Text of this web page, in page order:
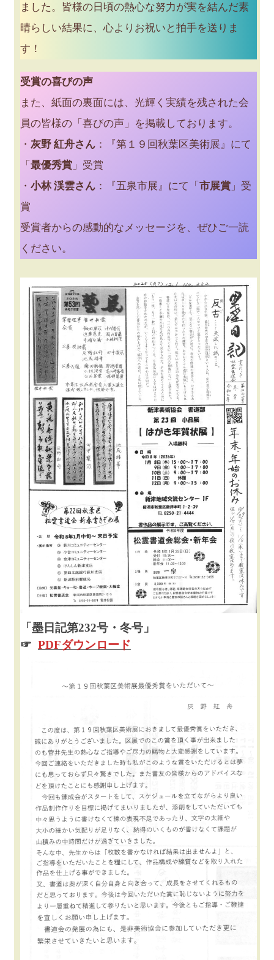
ました。皆様の日頃の熱心な努力が実を結んだ素
晴らしい結果に、心よりお祝いと拍手を送りま
す！
受賞の喜びの声
また、紙面の裏面には、光輝く実績を残された会
員の皆様の「喜びの声」を掲載しております。
・ 灰野 紅舟さん：『第１９回秋葉区美術展』にて
「 最優秀賞」受賞
・ 小林 渓雲さん：『五泉市展』にて「 市展賞」受
賞
受賞者からの感動的なメッセージを、ぜひご一読
ください。
「墨日記第232号・冬号」
☞ PDFダウンロード